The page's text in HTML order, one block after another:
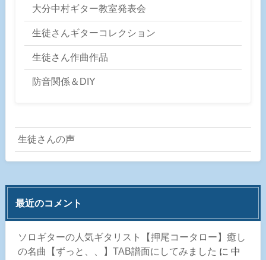
大分中村ギター教室発表会
生徒さんギターコレクション
生徒さん作曲作品
防音関係＆DIY
生徒さんの声
最近のコメント
ソロギターの人気ギタリスト【押尾コータロー】癒し
の名曲【ずっと、、】TAB譜面にしてみました に 中